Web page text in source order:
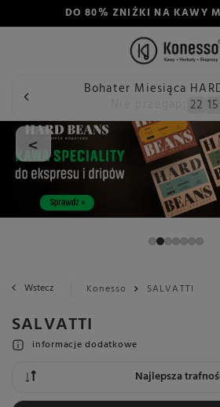
DO 80% ZNIŻKI NA KAWY
Bohater Miesiąca
22 15
<
Wstecz Konesso SALVATTI
SALVATTI
informacje dodatkowe
Zmień
Najlepsza